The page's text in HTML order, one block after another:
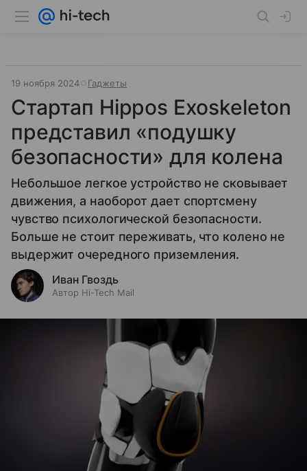
19 ноября 2024 Гаджеты
Стартап Hippos Exoskeleton
представил «подушку
безопасности» для колена
Небольшое легкое устройство не сковывает
движения, а наоборот дает спортсмену
чувство психологической безопасности.
Больше не стоит переживать, что колено не
выдержит очередного приземления.
Иван Гвоздь
Автор Hi-Tech Mail